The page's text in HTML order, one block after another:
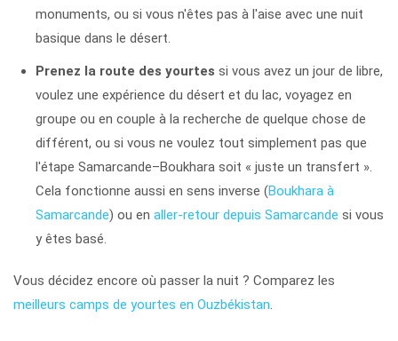
monuments, ou si vous n'êtes pas à l'aise avec une nuit
basique dans le désert.
Prenez la route des yourtes si vous avez un jour de libre,
voulez une expérience du désert et du lac, voyagez en
groupe ou en couple à la recherche de quelque chose de
différent, ou si vous ne voulez tout simplement pas que
l'étape Samarcande–Boukhara soit « juste un transfert ».
Cela fonctionne aussi en sens inverse (Boukhara à
Samarcande) ou en aller-retour depuis Samarcande si vous
y êtes basé.
Vous décidez encore où passer la nuit ? Comparez les
meilleurs camps de yourtes en Ouzbékistan.